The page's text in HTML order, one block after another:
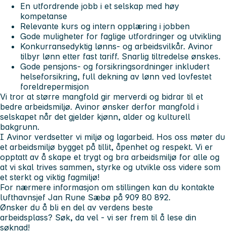
En utfordrende jobb i et selskap med høy
kompetanse
Relevante kurs og intern opplæring i jobben
Gode muligheter for faglige utfordringer og utvikling
Konkurransedyktig lønns- og arbeidsvilkår. Avinor
tilbyr lønn etter fast tariff. Snarlig tiltredelse ønskes.
Gode pensjons- og forsikringsordninger inkludert
helseforsikring, full dekning av lønn ved lovfestet
foreldrepermisjon
Vi tror at større mangfold gir merverdi og bidrar til et
bedre arbeidsmiljø. Avinor ønsker derfor mangfold i
selskapet når det gjelder kjønn, alder og kulturell
bakgrunn.
I Avinor verdsetter vi miljø og lagarbeid. Hos oss møter du
et arbeidsmiljø bygget på tillit, åpenhet og respekt. Vi er
opptatt av å skape et trygt og bra arbeidsmiljø for alle og
at vi skal trives sammen, styrke og utvikle oss videre som
et sterkt og viktig fagmiljø!
For nærmere informasjon om stillingen kan du kontakte
lufthavnsjef Jan Rune Sæbø på 909 80 892.
Ønsker du å bli en del av verdens beste
arbeidsplass? Søk, da vel - vi ser frem til å lese din
søknad!